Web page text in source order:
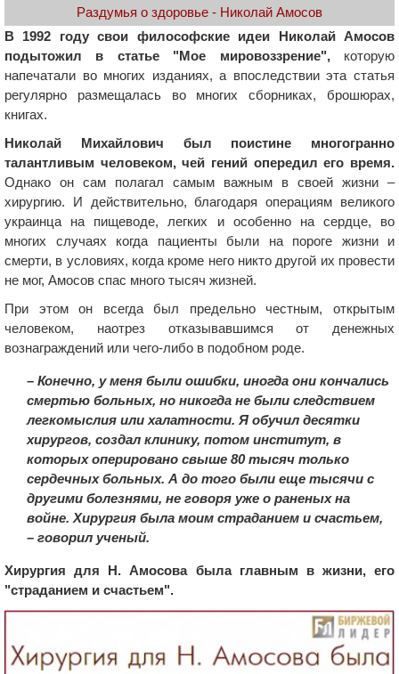
Раздумья о здоровье - Николай Амосов
В 1992 году свои философские идеи Николай Амосов
подытожил в статье "Мое мировоззрение",которую
напечатали во многих изданиях, а впоследствии эта статья
регулярно размещалась во многих сборниках, брошюрах,
книгах.
Николай Михайлович был поистине многогранно
талантливым человеком, чей гений опередил его время.
Однако он сам полагал самым важным в своей жизни –
хирургию. И действительно, благодаря операциям великого
украинца на пищеводе, легких и особенно на сердце, во
многих случаях когда пациенты были на пороге жизни и
смерти, в условиях, когда кроме него никто другой их провести
не мог, Амосов спас много тысяч жизней.
При этом он всегда был предельно честным, открытым
человеком, наотрез отказывавшимся от денежных
вознаграждений или чего-либо в подобном роде.
– Конечно, у меня были ошибки, иногда они кончались
смертью больных, но никогда не были следствием
легкомыслия или халатности. Я обучил десятки
хирургов, создал клинику, потом институт, в
которых оперировано свыше 80 тысяч только
сердечных больных. А до того были еще тысячи с
другими болезнями, не говоря уже о раненых на
войне. Хирургия была моим страданием и счастьем,
– говорил ученый.
Хирургия для Н. Амосова была главным в жизни, его
"страданием и счастьем".